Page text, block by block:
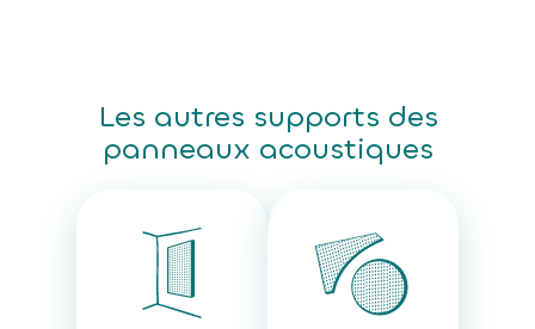
Les autres supports des
panneaux acoustiques